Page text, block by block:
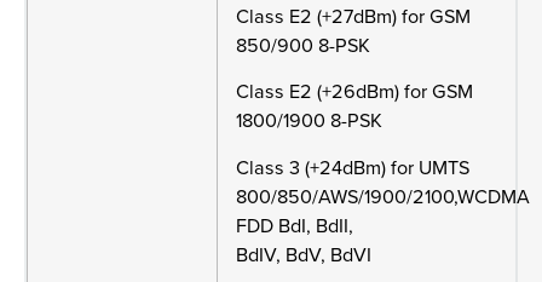
Class E2 (+27dBm) for GSM
850/900 8-PSK
Class E2 (+26dBm) for GSM
1800/1900 8-PSK
Class 3 (+24dBm) for UMTS
800/850/AWS/1900/2100,WCDMA
FDD BdI, BdII,
BdIV, BdV, BdVI